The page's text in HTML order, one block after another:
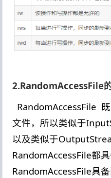
2.RandomAccessFile
RandomAccessFile
文件，所以类似于
以及类似于
RandomAccessFile都具
RandomAccessFile具